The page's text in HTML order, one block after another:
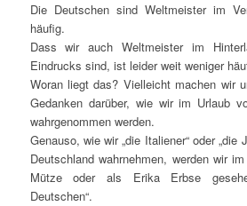
Die Deutschen sind Weltmeister im
häufig.
Dass wir auch Weltmeister im
Eindrucks sind, ist leider weit weniger
Woran liegt das? Vielleicht machen wir
Gedanken darüber, wie wir im Urlaub
wahrgenommen werden.
Genauso, wie wir „die Italiener“ oder „die
Deutschland wahrnehmen, werden wir
Mütze oder als Erika Erbse
Deutschen“.